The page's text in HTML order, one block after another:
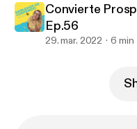
Convierte
Ep.56
29. mar. 2022 6 min